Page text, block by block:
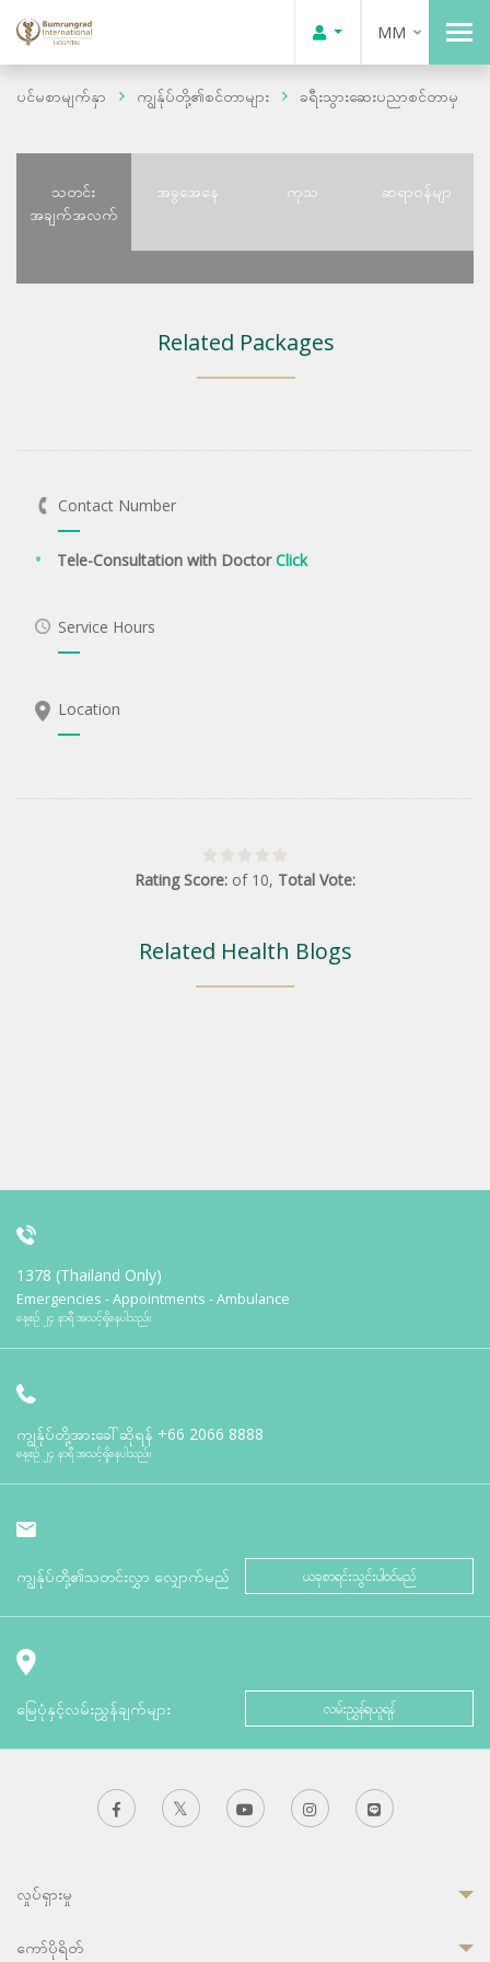
MM
ပင်မစာမျက်နှာ ကျွန်ုပ်တို့၏စင်တာများ ခရီးသွားဆေးပညာစင်တာမှ
သတင်း
အချက်အလက်
အခွအေနေ ကုသ ဆရာဝန်မျာ
Related Packages
Contact Number
Tele-Consultation with DoctorClick
Service Hours
Location
Rating Score: of 10, Total Vote:
Related Health Blogs
1378 (Thailand Only)
Emergencies - Appointments - Ambulance
နေ့စဉ် ၂၄ နာရီ အသင့်ရှိနေပါသည်။
ကျွန်ုပ်တို့အားခေါ်ဆိုရန် +66 2066 8888
နေ့စဉ် ၂၄ နာရီ အသင့်ရှိနေပါသည်။
ကျွန်ုပ်တို့၏သတင်းလွှာ လျှောက်မည် ယခုစာရင်းသွင်းပါဝင်မည်
မြေပုံနှင့်လမ်းညွှန်ချက်များ လမ်းညွှန်ရယူရန်
လှုပ်ရှားမှု
ကော်ပိုရိတ်